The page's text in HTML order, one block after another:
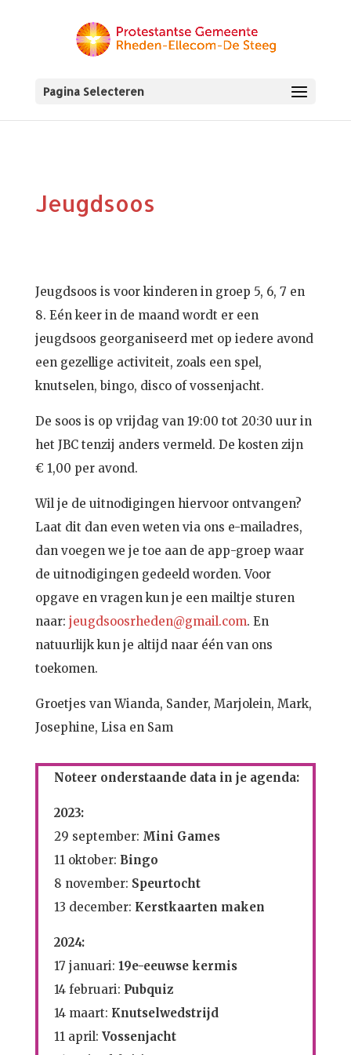
Pagina Selecteren
Jeugdsoos
Jeugdsoos is voor kinderen in groep 5, 6, 7 en
8. Eén keer in de maand wordt er een
jeugdsoos georganiseerd met op iedere avond
een gezellige activiteit, zoals een spel,
knutselen, bingo, disco of vossenjacht.
De soos is op vrijdag van 19:00 tot 20:30 uur in
het JBC tenzij anders vermeld. De kosten zijn
€ 1,00 per avond.
Wil je de uitnodigingen hiervoor ontvangen?
Laat dit dan even weten via ons e-mailadres,
dan voegen we je toe aan de app-groep waar
de uitnodigingen gedeeld worden. Voor
opgave en vragen kun je een mailtje sturen
naar: jeugdsoosrheden@gmail.com. En
natuurlijk kun je altijd naar één van ons
toekomen.
Groetjes van Wianda, Sander, Marjolein, Mark,
Josephine, Lisa en Sam
Noteer onderstaande data in je agenda:
2023:
29 september: Mini Games
11 oktober: Bingo
8 november: Speurtocht
13 december: Kerstkaarten maken
2024:
17 januari: 19e-eeuwse kermis
14 februari: Pubquiz
14 maart: Knutselwedstrijd
11 april: Vossenjacht